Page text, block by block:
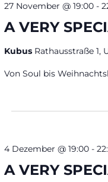
A VERY
27 November @ 19:00-
Kubus Rathausstraße 1,
Von Soul bis
A VERY
4 Dezember @ 19:00-